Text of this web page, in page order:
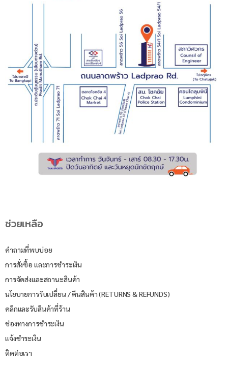
ช่วยเหลือ
คำถามที่พบบ่อย
การสั่งซื้อ และการชำระเงิน
การจัดส่งและสถานะสินค้า
นโยบายการรับเปลี่ยน / คืนสินค้า (RETURNS & REFUNDS)
คลิกและรับสินค้าที่ร้าน
ช่องทางการชำระเงิน
แจ้งชำระเงิน
ติดต่อเรา